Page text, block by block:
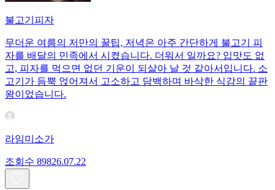
불고기피자
무더운 여름의 저만의 꿀팁, 저녁은 아주 간단하게 불고기 피
자를 배달의 민족에서 시켰습니다. 더워서 일까요? 입맛도 없
고, 피자를 먹으면 없던 기운이 되살아 날 것 같아서입니다. 소
고기가 듬뿍 얹어져서 고소하고 담백하며 바삭한 식감의 끝판
왕이었습니다.
라임미소가
조회수 89826.07.22